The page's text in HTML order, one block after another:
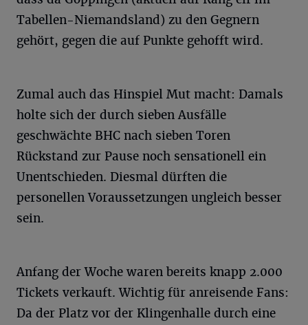
Tabellen-Niemandsland) zu den Gegnern
gehört, gegen die auf Punkte gehofft wird.
Zumal auch das Hinspiel Mut macht: Damals
holte sich der durch sieben Ausfälle
geschwächte BHC nach sieben Toren
Rückstand zur Pause noch sensationell ein
Unentschieden. Diesmal dürften die
personellen Voraussetzungen ungleich besser
sein.
Anfang der Woche waren bereits knapp 2.000
Tickets verkauft. Wichtig für anreisende Fans:
Da der Platz vor der Klingenhalle durch eine